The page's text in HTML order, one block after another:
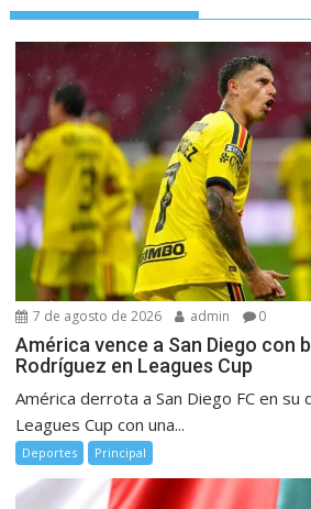
7 de agosto de 2026 admin 0
América vence a San Diego con
Rodríguez en Leagues Cup
América derrota a San Diego FC en
Leagues Cup con una...
Deportes Principal